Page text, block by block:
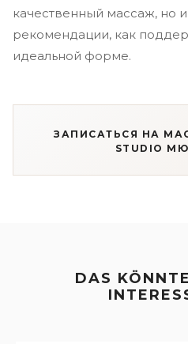
качественный массаж, но
рекомендации, как
идеальной форме.
ЗАПИСАТЬСЯ НА
STUDIO
DAS